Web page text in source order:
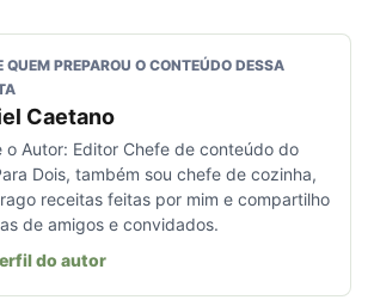
QUEM PREPAROU O CONTEÚDO DESSA
Caetano
o Autor: Editor Chefe de conteúdo do
Dois, também sou chefe de cozinha,
receitas feitas por mim e compartilho
de amigos e convidados.
do autor